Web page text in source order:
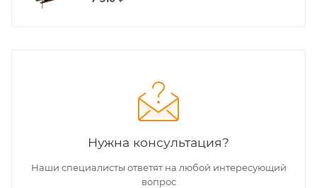
Нужна консультация?
Наши специалисты ответят на любой интересующий
вопрос